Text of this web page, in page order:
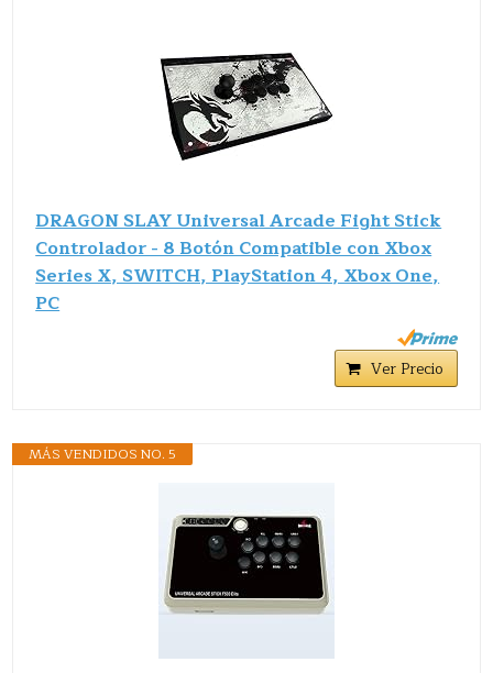
DRAGON SLAY Universal Arcade Fight Stick
Controlador - 8 Botón Compatible con Xbox
Series X, SWITCH, PlayStation 4, Xbox One,
PC
Ver Precio
MÁS VENDIDOS NO. 5